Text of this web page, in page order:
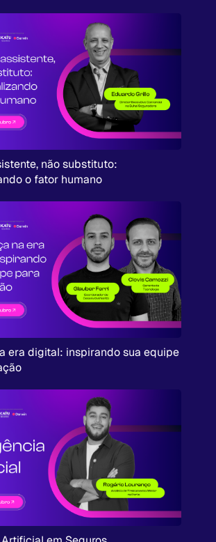
não substituto:
o fator humano
era digital: inspirando sua equipe